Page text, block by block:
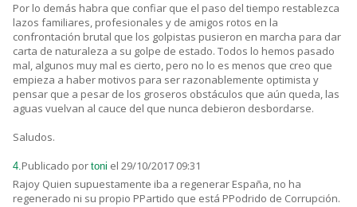
Por lo demás habra que confiar que el paso del tiempo restablezca
lazos familiares, profesionales y de amigos rotos en la
confrontación brutal que los golpistas pusieron en marcha para dar
carta de naturaleza a su golpe de estado. Todos lo hemos pasado
mal, algunos muy mal es cierto, pero no lo es menos que creo que
empieza a haber motivos para ser razonablemente optimista y
pensar que a pesar de los groseros obstáculos que aún queda, las
aguas vuelvan al cauce del que nunca debieron desbordarse.
Saludos.
4.Publicado por toni el 29/10/2017 09:31
Rajoy Quien supuestamente iba a regenerar España, no ha
regenerado ni su propio PPartido que está PPodrido de Corrupción.